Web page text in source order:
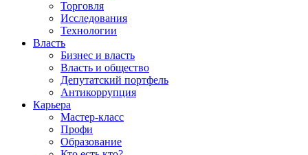
Торговля
Исследования
Технологии
Власть
Бизнес и власть
Власть и общество
Депутатский портфель
Антикоррупция
Карьера
Мастер-класс
Профи
Образование